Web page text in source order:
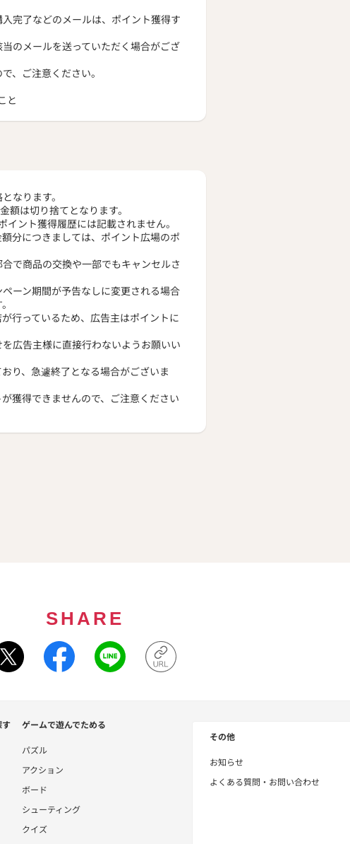
完了などのメールは、ポイント獲得す
のメールを送っていただく場合がござ
、ご注意ください。
と
なります。
は切り捨てとなります。
ント獲得履歴には記載されません。
分につきましては、ポイント広場のポ
で商品の交換や一部でもキャンセルさ
ーン期間が予告なしに変更される場合
行っているため、広告主はポイントに
広告主様に直接行わないようお願いい
り、急遽終了となる場合がございま
獲得できませんので、ご注意ください
SHARE
す ゲームで遊んでためる
パズル
アクション
ボード
シューティング
クイズ
その他
お知らせ
よくある質問・お問い合わせ